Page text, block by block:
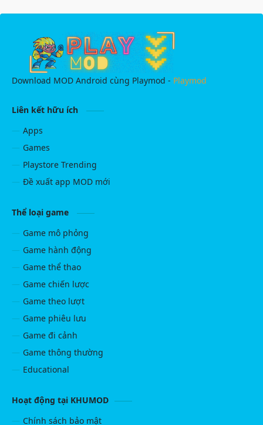
Download MOD Android cùng Playmod - Playmod
Liên kết hữu ích
Apps
Games
Playstore Trending
Đề xuất app MOD mới
Thể loại game
Game mô phỏng
Game hành động
Game thể thao
Game chiến lược
Game theo lượt
Game phiêu lưu
Game đi cảnh
Game thông thường
Educational
Hoạt động tại KHUMOD
Chính sách bảo mật